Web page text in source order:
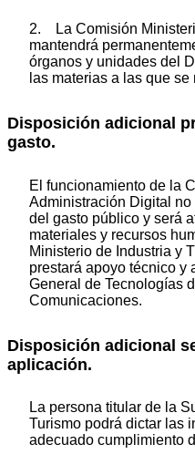
2. La Comisión
mantendrá
órganos y unidades del
las materias a las que
Disposición adicional
gasto.
El funcionamiento de la
Administración Digital
del gasto público y será
materiales y recursos
Ministerio de Industria y
prestará apoyo técnico y
General de Tecnologías
Comunicaciones.
Disposición adicional
aplicación.
La persona titular de la
Turismo podrá dictar las
adecuado cumplimiento